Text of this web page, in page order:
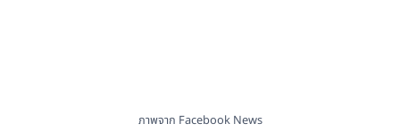
ภาพจาก Facebook News